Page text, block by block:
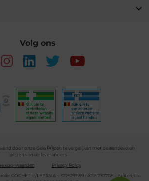
Volg ons
door onze Gele Prijzen te vergelijken met de aanbevolen
prijzen van de leveranciers
voorwaarden
Privacy Policy
COCHET L./LEPAN A. - 3225299159 - APB 237708 - Buitenplas